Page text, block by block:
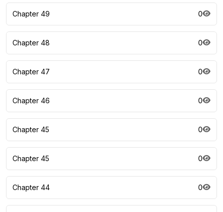
Chapter 49 0
Chapter 48 0
Chapter 47 0
Chapter 46 0
Chapter 45 0
Chapter 45 0
Chapter 44 0